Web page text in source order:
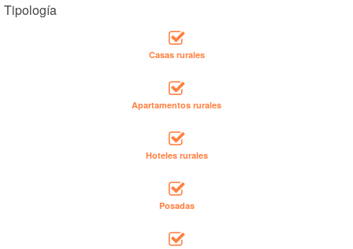
Tipología
Casas rurales
Apartamentos rurales
Hoteles rurales
Posadas